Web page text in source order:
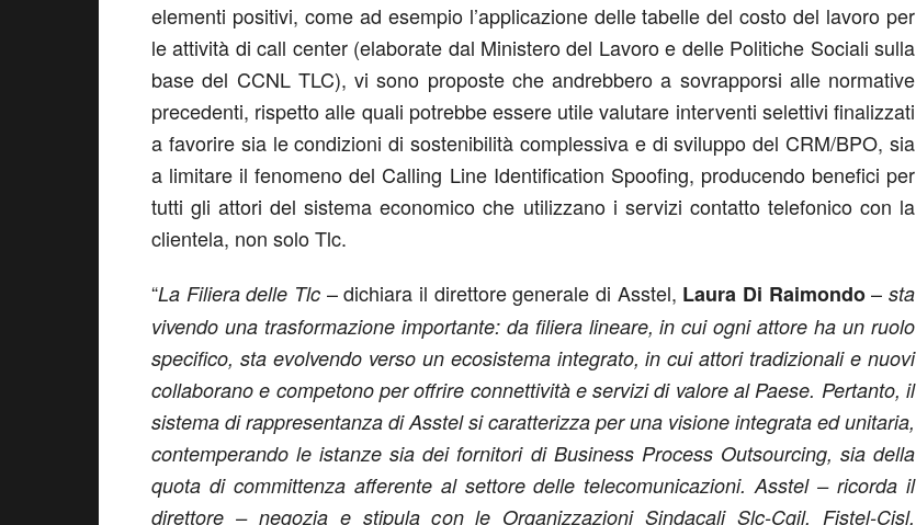
elementi positivi, come ad esempio l’applicazione delle tabelle del costo del lavoro per
le attività di call center (elaborate dal Ministero del Lavoro e delle Politiche Sociali sulla
base del CCNL TLC), vi sono proposte che andrebbero a sovrapporsi alle normative
precedenti, rispetto alle quali potrebbe essere utile valutare interventi selettivi finalizzati
a favorire sia le condizioni di sostenibilità complessiva e di sviluppo del CRM/BPO, sia
a limitare il fenomeno del Calling Line Identification Spoofing, producendo benefici per
tutti gli attori del sistema economico che utilizzano i servizi contatto telefonico con la
clientela, non solo Tlc.
“La Filiera delle Tlc – dichiara il direttore generale di Asstel, Laura Di Raimondo–sta
vivendo una trasformazione importante: da filiera lineare, in cui ogni attore ha un ruolo
specifico, sta evolvendo verso un ecosistema integrato, in cui attori tradizionali e nuovi
collaborano e competono per offrire connettività e servizi di valore al Paese. Pertanto, il
sistema di rappresentanza di Asstel si caratterizza per una visione integrata ed unitaria,
contemperando le istanze sia dei fornitori di Business Process Outsourcing, sia della
quota di committenza afferente al settore delle telecomunicazioni. Asstel – ricorda il
direttore – negozia e stipula con le Organizzazioni Sindacali Slc-Cgil, Fistel-Cisl,